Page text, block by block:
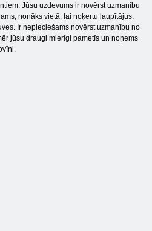
Jūsu uzdevums ir novērst uzmanību
nonāks vietā, lai noķertu laupītājus.
Ir nepieciešams novērst uzmanību no
jūsu draugi mierīgi pametīs un noņems